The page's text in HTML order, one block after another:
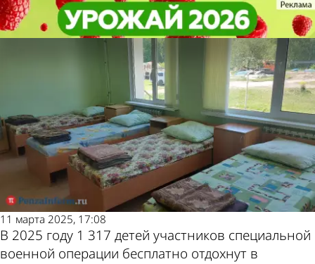
Дети участников СВО бесплатно
поедут в лагеря
Общество
11 марта 2025, 17:08
В 2025 году 1 317 детей участников специальной
военной операции бесплатно отдохнут в
Дети участников СВО бесплатно
поедут в лагеря
Общество
Другие новости
по теме
Погода и курсы
валют в Пензе